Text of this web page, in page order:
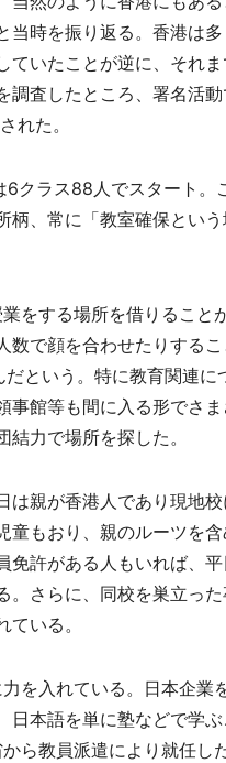
当時を振り返る。香港は
ていたことが逆に、それ
調査したところ、署名活
れた。
クラス88人でスタート。
柄、常に「教室確保とい
をする場所を借りること
数で顔を合わせたりする
という。特に教育関連
事館等も間に入る形でさ
力で場所を探した。
親が香港人であり現地
もおり、親のルーツを
免許がある人もいれば、
。さらに、同校を巣立っ
いる。
を入れている。日本企業
本語を単に塾などで学
ら教員派遣により就任し